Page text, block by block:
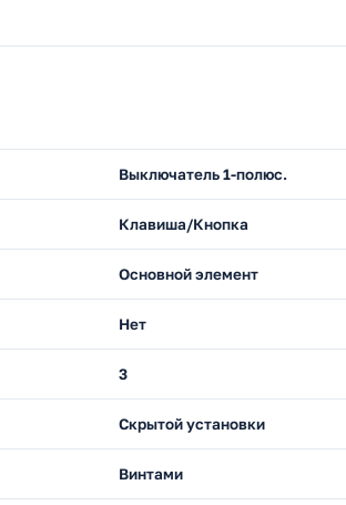
Выключатель 1-полюс.
Клавиша/Кнопка
Основной элемент
Нет
3
Скрытой установки
Винтами